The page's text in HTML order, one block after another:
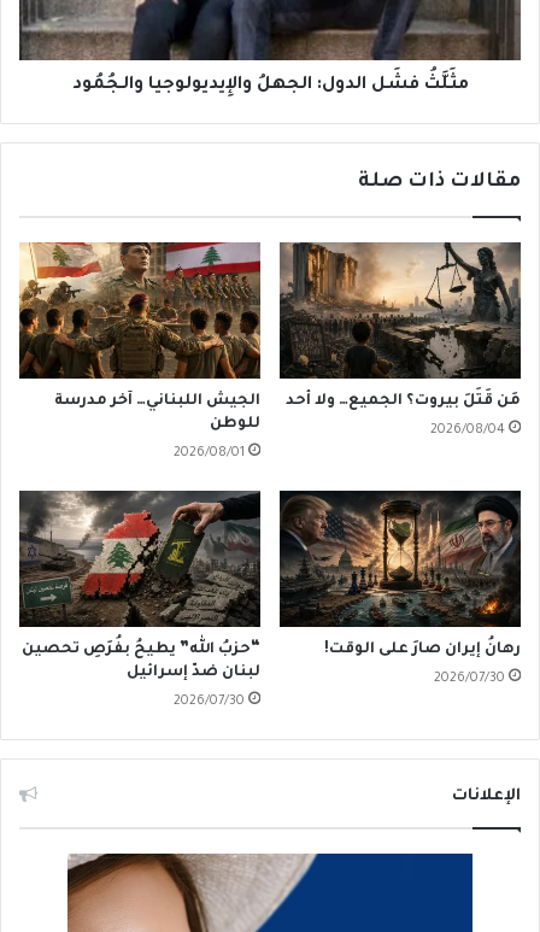
مثَلَّثُ فشَل الدول: الجهلُ والإِيديولوجيا والـجُمُود
مقالات ذات صلة
مَن قَتَلَ بيروت؟ الجميع… ولا أحد
2026/08/04
الجيش اللبناني… آخر مدرسة
للوطن
2026/08/01
رهانُ إيران صارَ على الوقت!
2026/07/30
“حزبُ الله” يطيحُ بفُرَصِ تحصين
لبنان ضدّ إسرائيل
2026/07/30
الإعلانات